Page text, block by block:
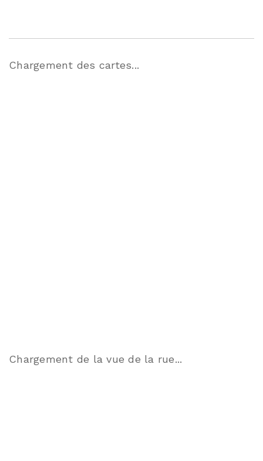
Chargement des cartes...
Chargement de la vue de la rue...